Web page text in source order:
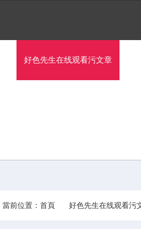
好色先生在线观看污文章
章
當前位置： 首頁 好色先生在线观看污